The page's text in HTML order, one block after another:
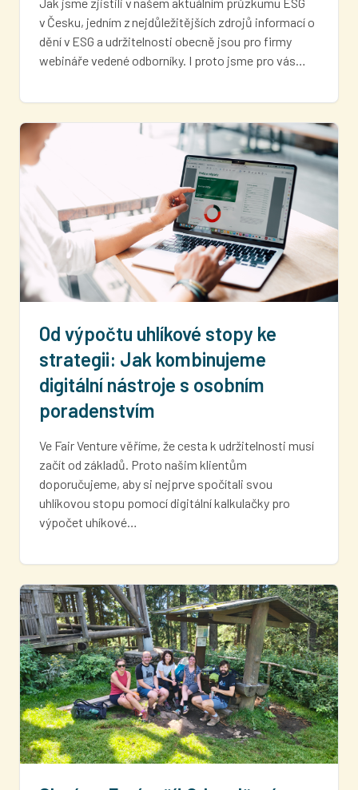
Jak jsme zjistili v našem aktuálním průzkumu ESG
v Česku, jedním z nejdůležitějších zdrojů informací o
dění v ESG a udržitelnosti obecně jsou pro firmy
webináře vedené odborníky. I proto jsme pro vás…
Od výpočtu uhlíkové stopy ke
strategii: Jak kombinujeme
digitální nástroje s osobním
poradenstvím
Ve Fair Venture věříme, že cesta k udržitelnosti musí
začít od základů. Proto našim klientům
doporučujeme, aby si nejprve spočítali svou
uhlíkovou stopu pomocí digitální kalkulačky pro
výpočet uhíkové…